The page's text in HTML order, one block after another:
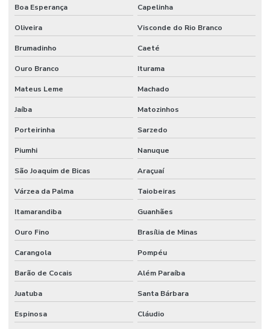
Boa Esperança Capelinha
Oliveira Visconde do Rio Branco
Brumadinho Caeté
Ouro Branco Iturama
Mateus Leme Machado
Jaíba Matozinhos
Porteirinha Sarzedo
Piumhi Nanuque
São Joaquim de Bicas Araçuaí
Várzea da Palma Taiobeiras
Itamarandiba Guanhães
Ouro Fino Brasília de Minas
Carangola Pompéu
Barão de Cocais Além Paraíba
Juatuba Santa Bárbara
Espinosa Cláudio